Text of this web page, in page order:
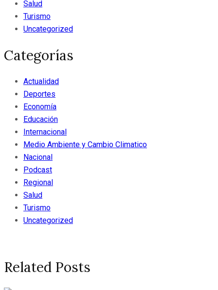
Salud
Turismo
Uncategorized
Categorías
Actualidad
Deportes
Economía
Educación
Internacional
Medio Ambiente y Cambio Climatico
Nacional
Podcast
Regional
Salud
Turismo
Uncategorized
Related Posts